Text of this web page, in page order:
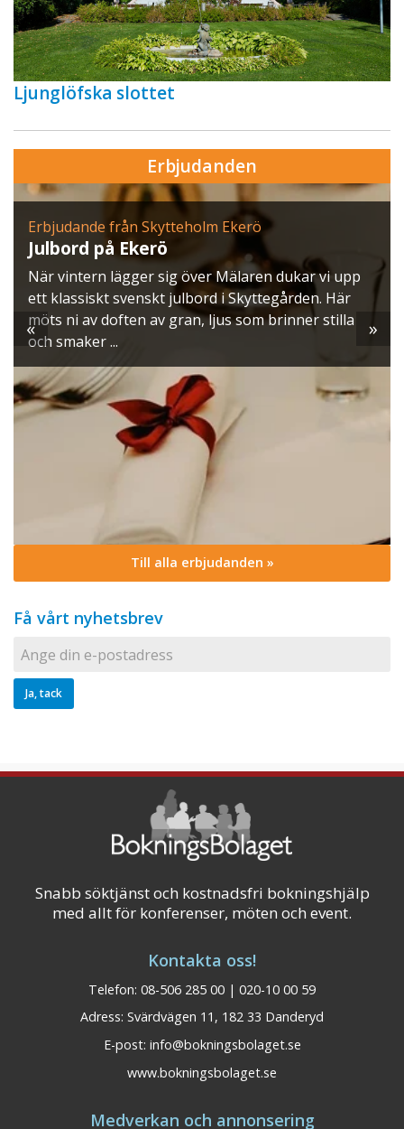
Ljunglöfska slottet
Erbjudanden
Erbjudande från Skytteholm Ekerö
Julbord på Ekerö
När vintern lägger sig över Mälaren dukar vi upp
ett klassiskt svenskt julbord i Skyttegården. Här
möts ni av doften av gran, ljus som brinner stilla
och smaker ...
« »
Till alla erbjudanden »
Få vårt nyhetsbrev
Snabb söktjänst och kostnadsfri bokningshjälp
med allt för konferenser, möten och event.
Kontakta oss!
Telefon: 08-506 285 00 | 020-10 00 59
Adress: Svärdvägen 11, 182 33 Danderyd
E-post: info@bokningsbolaget.se
www.bokningsbolaget.se
Medverkan och annonsering